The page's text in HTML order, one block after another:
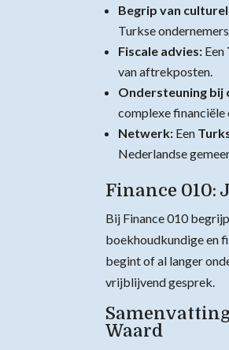
Begrip van
Turkse
Fiscale advies: Een
van aftrekposten.
Ondersteuning bij
complexe financiële
Netwerk: Een
Nederlandse
Finance 010:
Bij Finance 010
boekhoudkundige en
begint of al langer
vrijblijvend gesprek.
Waard